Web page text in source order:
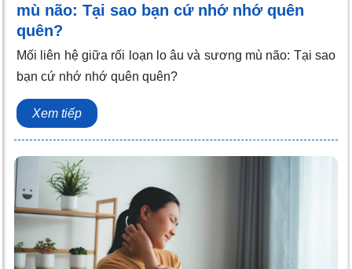
mù não: Tại sao bạn cứ nhớ nhớ quên
quên?
Mối liên hệ giữa rối loạn lo âu và sương mù não: Tại sao
bạn cứ nhớ nhớ quên quên?
Xem tiếp